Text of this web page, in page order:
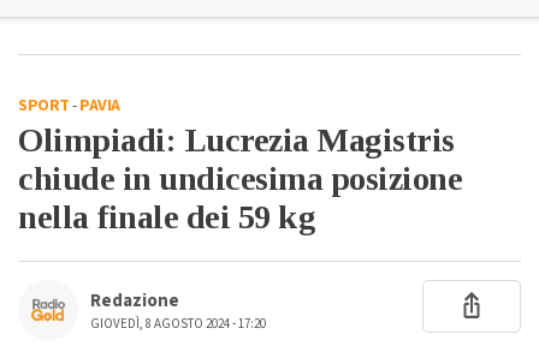
SPORT-PAVIA
Olimpiadi: Lucrezia Magistris
chiude in undicesima posizione
nella finale dei 59 kg
Redazione
GIOVEDÌ, 8 AGOSTO 2024 - 17:20